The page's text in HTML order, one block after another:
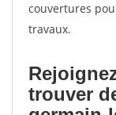
couvertures
travaux.
trouver